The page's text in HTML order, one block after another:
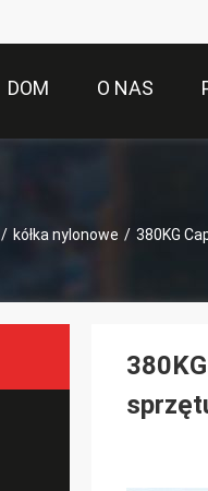
DOM O NAS
/ kółka nylonowe / 380KG